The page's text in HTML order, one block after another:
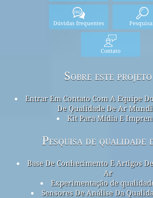
Dúvidas frequentes
Contato
Sobre este projeto
Entrar Em Contato Com A Equipe
De Qualidade De Ar
Kit Para Mídia E
Pesquisa de qualidade
Base De Conhecimento E Artigos
Ar
Experimentação de
Sensores De Análise Da